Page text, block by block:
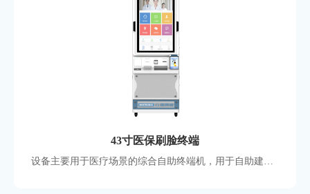
43寸医保刷脸终端
设备主要用于医疗场景的综合自助终端机，用于自助建档发卡、查询、缴费 、挂号等，屏幕采用43寸高清电容屏，美观大气，大小型医院常用款式，支持定制国产化硬件方案。